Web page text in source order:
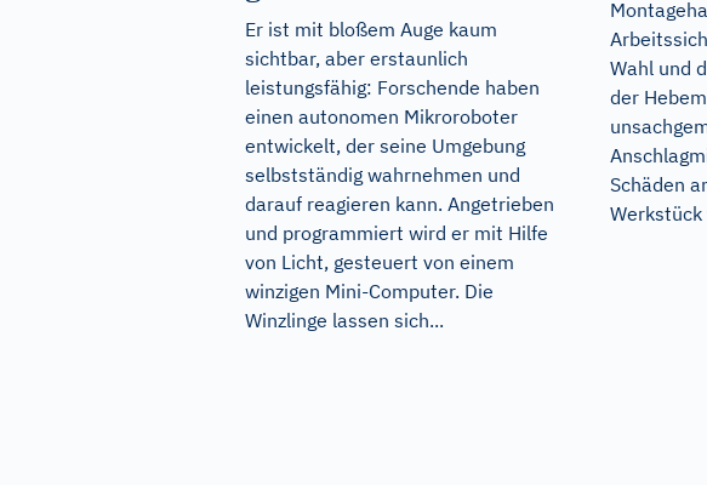
Er ist mit bloßem Auge kaum
sichtbar, aber erstaunlich
leistungsfähig: Forschende haben
einen autonomen Mikroroboter
entwickelt, der seine Umgebung
selbstständig wahrnehmen und
darauf reagieren kann. Angetrieben
und programmiert wird er mit Hilfe
von Licht, gesteuert von einem
winzigen Mini-Computer. Die
Winzlinge lassen sich...
Wahl und
der
Schäden
Werkstück